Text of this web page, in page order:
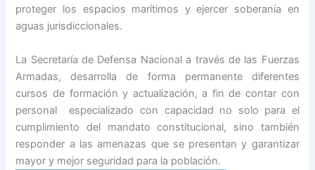
proteger los espacios marítimos y ejercer soberanía en
aguas jurisdiccionales.
La Secretaría de Defensa Nacional a través de las Fuerzas
Armadas, desarrolla de forma permanente diferentes
cursos de formación y actualización, a fin de contar con
personal especializado con capacidad no solo para el
cumplimiento del mandato constitucional, sino también
responder a las amenazas que se presentan y garantizar
mayor y mejor seguridad para la población.